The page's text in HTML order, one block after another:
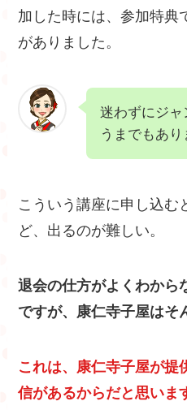
加した時には、参加特典
がありました。
迷わずにジ
うまでもあり
こういう講座に申し込む
ど、出るのが難しい。
退会の仕方がよくわから
ですが、康仁寺子屋はそ
これは、康仁寺子屋が提
信があるからだと思いま